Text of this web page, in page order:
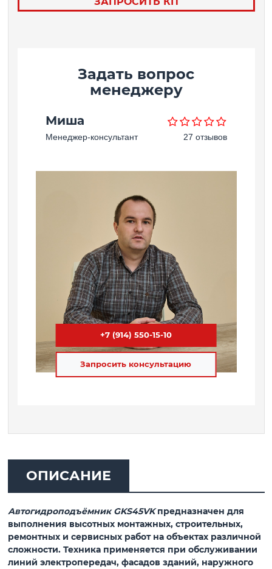
Задать вопрос
менеджеру
Миша
Менеджер-консультант 27 отзывов
+7 (914) 550-15-10
Запросить консультацию
ОПИСАНИЕ
Автогидроподъёмник GKS45VKпредназначен для
выполнения высотных монтажных, строительных,
ремонтных и сервисных работ на объектах различной
сложности. Техника применяется при обслуживании
линий электропередач, фасадов зданий, наружного